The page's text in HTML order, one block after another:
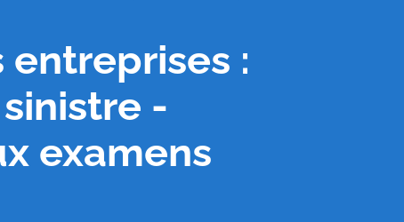
entreprises :
-
examens